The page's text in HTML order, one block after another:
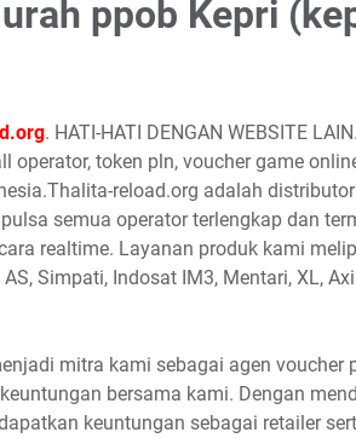
ppob Kepri
. HATI-HATI DENGAN WEBSITE
operator, token pln, voucher game
reload.org adalah
semua operator terlengkap dan
realtime. Layanan produk kami
Simpati, Indosat IM3, Mentari, XL,
mitra kami sebagai agen voucher
bersama kami. Dengan
keuntungan sebagai retailer